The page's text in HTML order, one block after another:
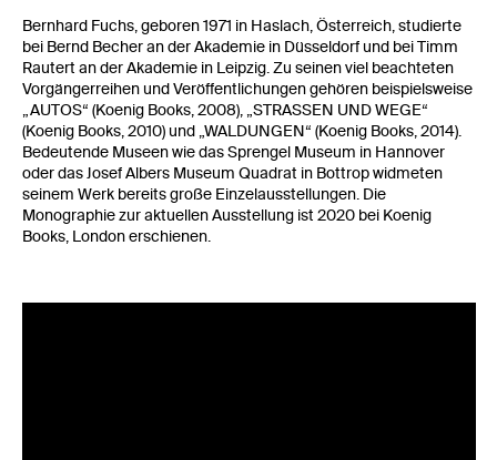
Bernhard Fuchs, geboren 1971 in Haslach, Österreich, studierte
bei Bernd Becher an der Akademie in Düsseldorf und bei Timm
Rautert an der Akademie in Leipzig. Zu seinen viel beachteten
Vorgängerreihen und Veröffentlichungen gehören beispielsweise
„AUTOS“ (Koenig Books, 2008), „STRASSEN UND WEGE“
(Koenig Books, 2010) und „WALDUNGEN“ (Koenig Books, 2014).
Bedeutende Museen wie das Sprengel Museum in Hannover
oder das Josef Albers Museum Quadrat in Bottrop widmeten
seinem Werk bereits große Einzelausstellungen. Die
Monographie zur aktuellen Ausstellung ist 2020 bei Koenig
Books, London erschienen.